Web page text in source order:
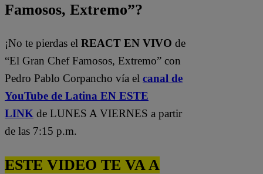
Famosos, Extremo”?
¡No te pierdas el REACT EN VIVO de
“El Gran Chef Famosos, Extremo” con
Pedro Pablo Corpancho vía el canal de
YouTube de Latina EN ESTE
LINK de LUNES A VIERNES a partir
de las 7:15 p.m.
ESTE VIDEO TE VA A